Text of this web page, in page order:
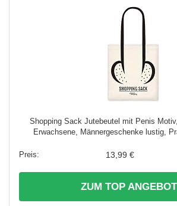
Shopping Sack Jutebeutel mit Penis
Erwachsene, Männergeschenke lustig,
13,99 €
ZUM TOP